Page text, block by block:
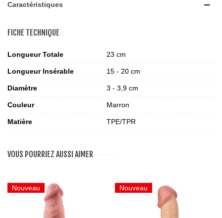
Caractéristiques
FICHE TECHNIQUE
Longueur Totale 23 cm
Longueur Insérable 15 - 20 cm
Diamètre 3 - 3,9 cm
Couleur Marron
Matière TPE/TPR
VOUS POURRIEZ AUSSI AIMER
Nouveau Nouveau